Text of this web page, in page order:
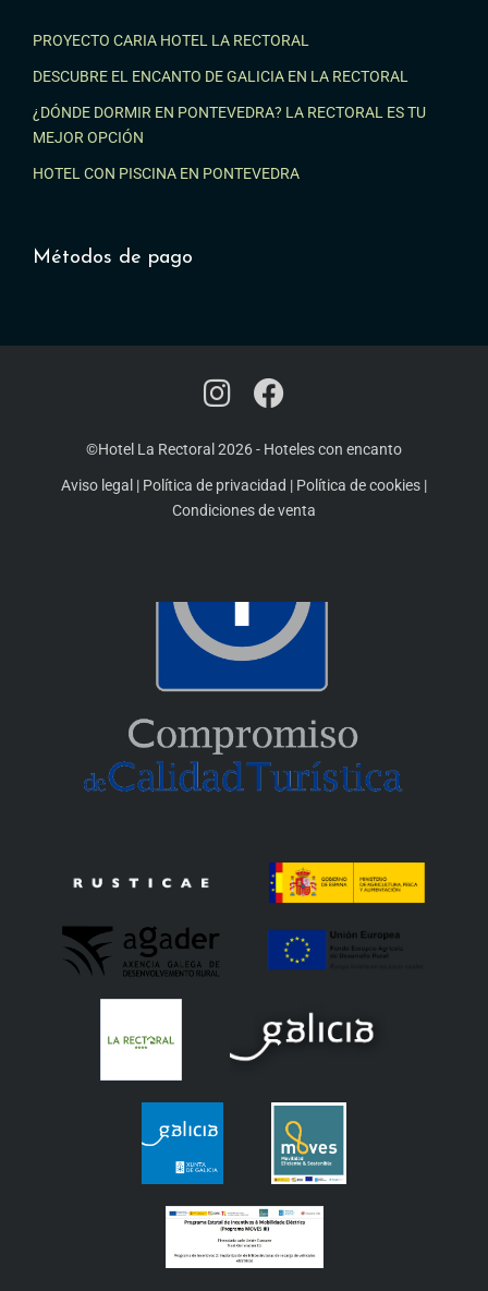
PROYECTO CARIA HOTEL LA RECTORAL
DESCUBRE EL ENCANTO DE GALICIA EN LA RECTORAL
¿DÓNDE DORMIR EN PONTEVEDRA? LA RECTORAL ES TU
MEJOR OPCIÓN
HOTEL CON PISCINA EN PONTEVEDRA
Métodos de pago
©Hotel La Rectoral 2026- Hoteles con encanto
Aviso legal | Política de privacidad | Política de cookies |
Condiciones de venta